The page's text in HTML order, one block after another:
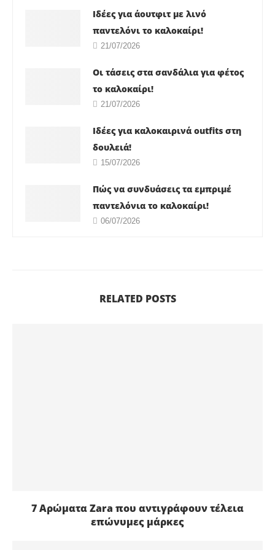
Ιδέες για άουτφιτ με λινό
παντελόνι το καλοκαίρι!
21/07/2026
Οι τάσεις στα σανδάλια για φέτος
το καλοκαίρι!
21/07/2026
Ιδέες για καλοκαιρινά outfits στη
δουλειά!
15/07/2026
Πώς να συνδυάσεις τα εμπριμέ
παντελόνια το καλοκαίρι!
06/07/2026
RELATED POSTS
7 Αρώματα Zara που αντιγράφουν τέλεια
επώνυμες μάρκες